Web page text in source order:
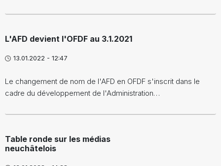
L'AFD devient l'OFDF au 3.1.2021
13.01.2022 - 12:47
Le changement de nom de l'AFD en OFDF s'inscrit dans le
cadre du développement de l'Administration…
Table ronde sur les médias
neuchâtelois